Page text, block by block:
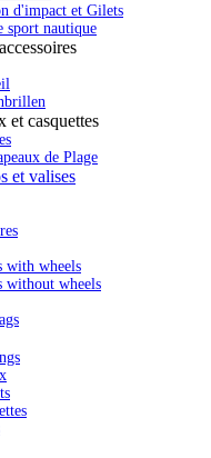
d'impact et Gilets
sport nautique
et casquettes
de Plage
et valises
with wheels
without wheels